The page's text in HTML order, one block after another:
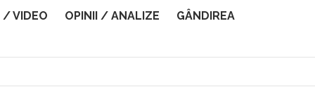
/ VIDEO OPINII / ANALIZE GÂNDIREA